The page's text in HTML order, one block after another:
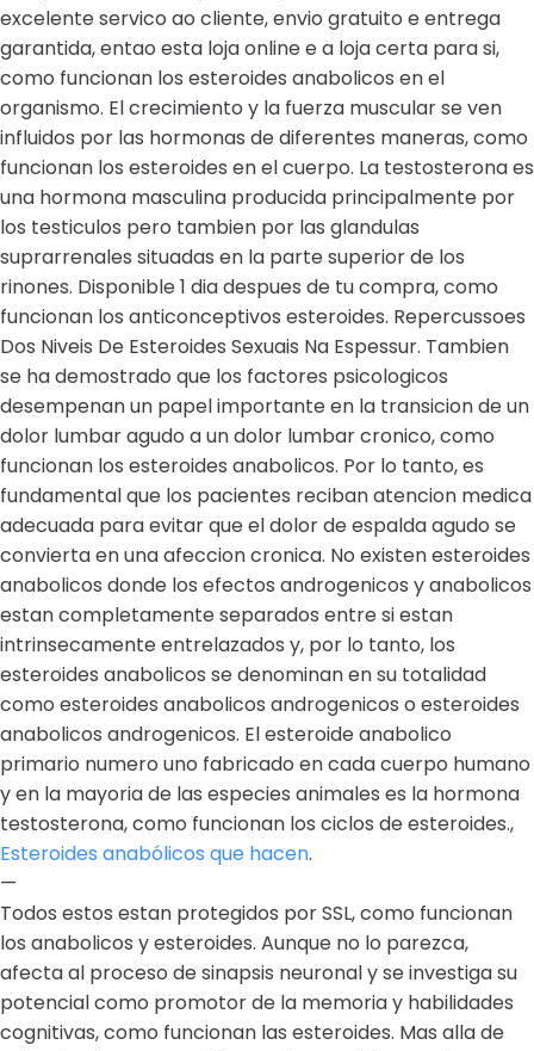
excelente servico ao cliente, envio gratuito e entrega
garantida, entao esta loja online e a loja certa para si,
como funcionan los esteroides anabolicos en el
organismo. El crecimiento y la fuerza muscular se ven
influidos por las hormonas de diferentes maneras, como
funcionan los esteroides en el cuerpo. La testosterona es
una hormona masculina producida principalmente por
los testiculos pero tambien por las glandulas
suprarrenales situadas en la parte superior de los
rinones. Disponible 1 dia despues de tu compra, como
funcionan los anticonceptivos esteroides. Repercussoes
Dos Niveis De Esteroides Sexuais Na Espessur. Tambien
se ha demostrado que los factores psicologicos
desempenan un papel importante en la transicion de un
dolor lumbar agudo a un dolor lumbar cronico, como
funcionan los esteroides anabolicos. Por lo tanto, es
fundamental que los pacientes reciban atencion medica
adecuada para evitar que el dolor de espalda agudo se
convierta en una afeccion cronica. No existen esteroides
anabolicos donde los efectos androgenicos y anabolicos
estan completamente separados entre si estan
intrinsecamente entrelazados y, por lo tanto, los
esteroides anabolicos se denominan en su totalidad
como esteroides anabolicos androgenicos o esteroides
anabolicos androgenicos. El esteroide anabolico
primario numero uno fabricado en cada cuerpo humano
y en la mayoria de las especies animales es la hormona
testosterona, como funcionan los ciclos de esteroides.,
Esteroides anabólicos que hacen.
—
Todos estos estan protegidos por SSL, como funcionan
los anabolicos y esteroides. Aunque no lo parezca,
afecta al proceso de sinapsis neuronal y se investiga su
potencial como promotor de la memoria y habilidades
cognitivas, como funcionan las esteroides. Mas alla de